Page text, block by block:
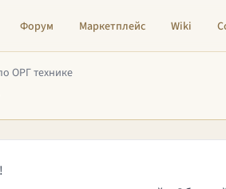
Форум Маркетплейс Wiki
ОРГ технике